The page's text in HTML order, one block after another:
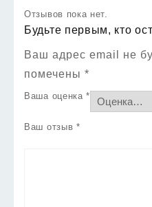
Отзывов пока нет.
Будьте первым, кто
Ваш адрес email не
помечены *
Ваша оценка*
Ваш отзыв *